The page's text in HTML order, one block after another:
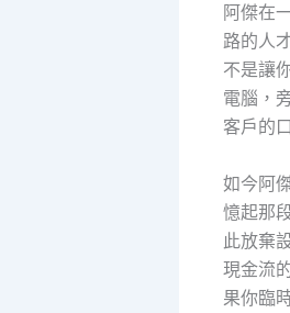
阿傑在
路的人
不是讓
電腦，
客戶的
如今阿
憶起那
此放棄
現金流
果你臨